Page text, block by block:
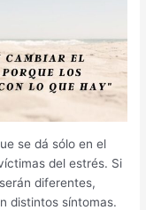
se dá sólo en el
del estrés. Si
diferentes,
distintos síntomas.